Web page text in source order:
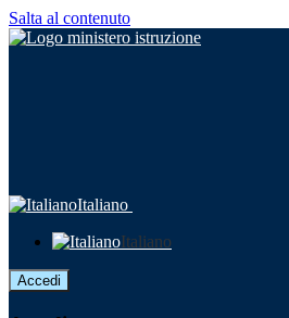
Salta al contenuto
Italiano
Italiano
Accedi